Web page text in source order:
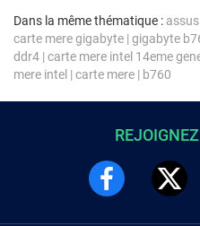
Dans la même thématique :
carte mere gigabyte | gigabyte
ddr4 | carte mere intel 14eme
mere intel | carte mere | b760